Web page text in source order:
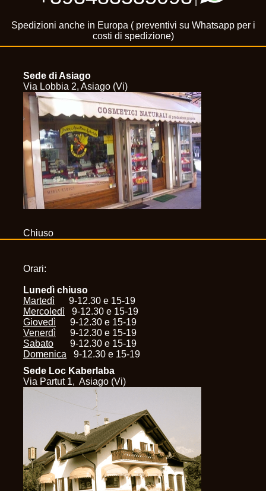
Spedizioni anche in Europa ( preventivi su Whatsapp per i
costi di spedizione)
Sede di Asiago
Via Lobbia 2, Asiago (Vi)
Chiuso
Orari:
Lunedì chiuso
Martedì 9-12.30 e 15-19
Mercoledì 9-12.30 e 15-19
Giovedì 9-12.30 e 15-19
Venerdì 9-12.30 e 15-19
Sabato 9-12.30 e 15-19
Domenica 9-12.30 e 15-19
Sede Loc Kaberlaba
Via Partut 1, Asiago (Vi)